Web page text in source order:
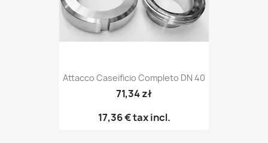
Attacco Caseificio Completo DN 40
71,34 zł
17,36 €tax incl.